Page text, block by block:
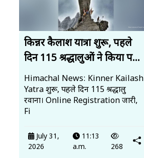
किन्नर कैलाश यात्रा शुरू, पहले
दिन 115 श्रद्धालुओं ने किया प...
Himachal News: Kinner Kailash
Yatra शुरू, पहले दिन 115 श्रद्धालु
रवाना। Online Registration जारी,
Fi
July 31,
2026
11:13
a.m.
268